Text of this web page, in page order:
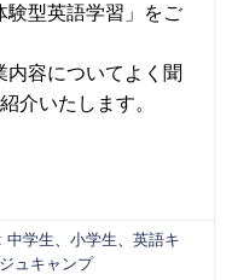
験型英語学習」をご
容についてよく聞
介いたします。
:中学生、小学生、英語キ
ュキャンプ